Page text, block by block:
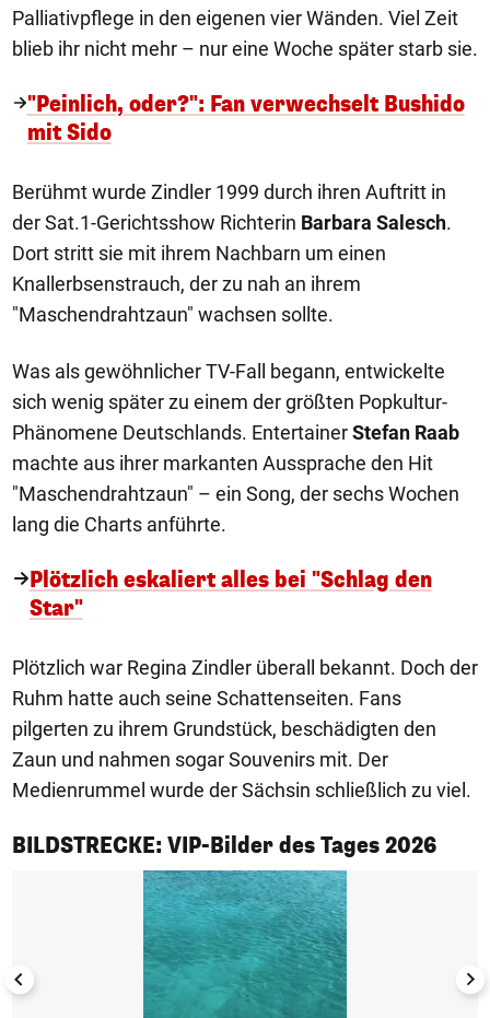
Palliativpflege in den eigenen vier Wänden. Viel Zeit
blieb ihr nicht mehr – nur eine Woche später starb sie.
"Peinlich, oder?": Fan verwechselt Bushido
mit Sido
Berühmt wurde Zindler 1999 durch ihren Auftritt in
der Sat.1-Gerichtsshow Richterin Barbara Salesch.
Dort stritt sie mit ihrem Nachbarn um einen
Knallerbsenstrauch, der zu nah an ihrem
"Maschendrahtzaun" wachsen sollte.
Was als gewöhnlicher TV-Fall begann, entwickelte
sich wenig später zu einem der größten Popkultur-
Phänomene Deutschlands. EntertainerStefan Raab
machte aus ihrer markanten Aussprache den Hit
"Maschendrahtzaun" – ein Song, der sechs Wochen
lang die Charts anführte.
Plötzlich eskaliert alles bei "Schlag den
Star"
Plötzlich war Regina Zindler überall bekannt. Doch der
Ruhm hatte auch seine Schattenseiten. Fans
pilgerten zu ihrem Grundstück, beschädigten den
Zaun und nahmen sogar Souvenirs mit. Der
Medienrummel wurde der Sächsin schließlich zu viel.
BILDSTRECKE: VIP-Bilder des Tages 2026
1/50